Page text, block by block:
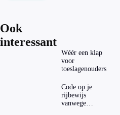
Ook
interessant
Wéér een klap
voor
toeslagenouders
Code op je
rijbewijs
vanwege